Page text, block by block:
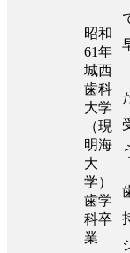
昭和
61年
城西
歯科
大学
（現
明海
大
学）
歯学
科卒
業